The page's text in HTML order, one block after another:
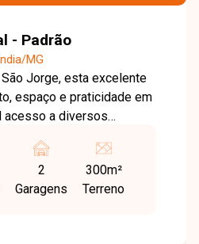
- Padrão
MG
Jorge, esta excelente
espaço e praticidade em
acesso a diversos
sendo ideal para quem
com sala ampla em 2
2
Garagens
300m²
Terreno